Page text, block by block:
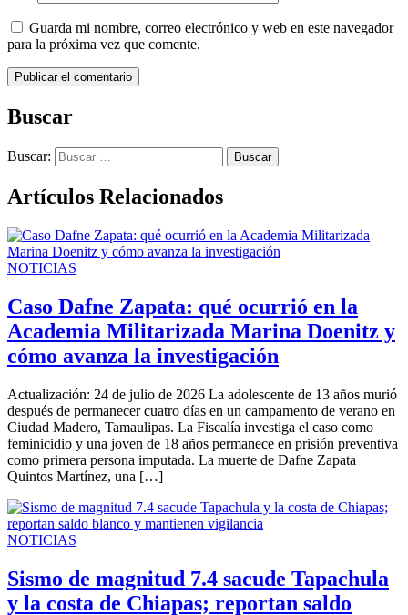
Guarda mi nombre, correo electrónico y web en este navegador
para la próxima vez que comente.
Buscar
Buscar:
Artículos Relacionados
NOTICIAS
Caso Dafne Zapata: qué ocurrió en la
Academia Militarizada Marina Doenitz y
cómo avanza la investigación
Actualización: 24 de julio de 2026 La adolescente de 13 años murió
después de permanecer cuatro días en un campamento de verano en
Ciudad Madero, Tamaulipas. La Fiscalía investiga el caso como
feminicidio y una joven de 18 años permanece en prisión preventiva
como primera persona imputada. La muerte de Dafne Zapata
Quintos Martínez, una […]
NOTICIAS
Sismo de magnitud 7.4 sacude Tapachula
y la costa de Chiapas; reportan saldo